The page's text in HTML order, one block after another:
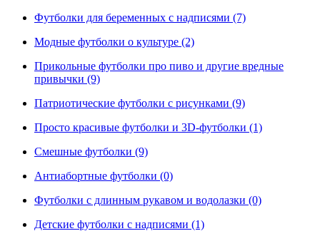
Футболки для беременных с надписями (7)
Модные футболки о культуре (2)
Прикольные футболки про пиво и другие вредные
привычки (9)
Патриотические футболки с рисунками (9)
Просто красивые футболки и 3D-футболки (1)
Смешные футболки (9)
Антиабортные футболки (0)
Футболки с длинным рукавом и водолазки (0)
Детские футболки с надписями (1)